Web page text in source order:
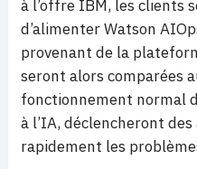
à l’offre IBM, les clients
d’alimenter Watson
provenant de la
seront alors comparées
fonctionnement normal
à l’IA, déclencheront
rapidement les